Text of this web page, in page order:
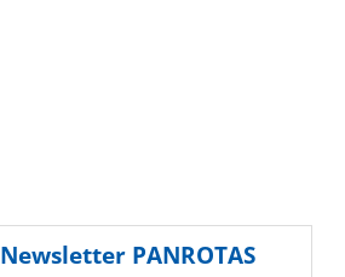
Newsletter PANROTAS